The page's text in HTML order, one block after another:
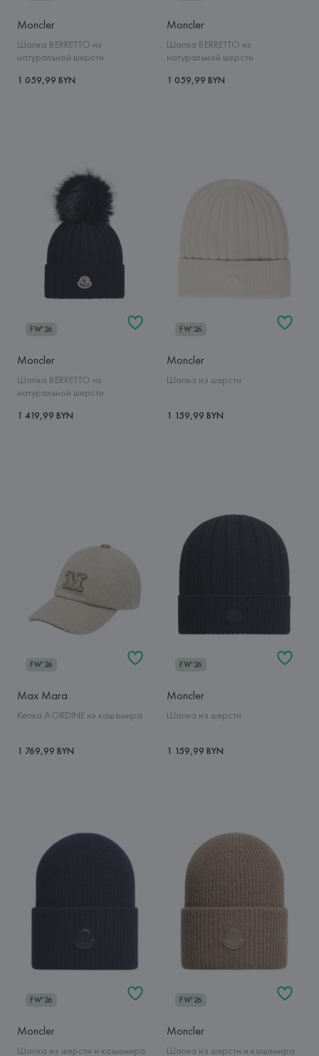
Moncler
Шапка BERRETTO из
натуральной шерсти
1 059,99 BYN
Moncler
Шапка BERRETTO из
натуральной шерсти
1 059,99 BYN
FW'26
Moncler
Шапка BERRETTO из
натуральной шерсти
1 419,99 BYN
FW'26
Moncler
Шапка из шерсти
1 159,99 BYN
FW'26
Max Mara
Кепка AORDINE из кашемира
1 769,99 BYN
FW'26
Moncler
Шапка из шерсти
1 159,99 BYN
FW'26
Moncler
Шапка из шерсти и кашемира
FW'26
Moncler
Шапка из шерсти и кашемира